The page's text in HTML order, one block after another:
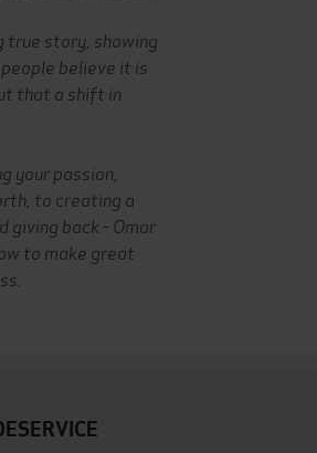
true story, showing
believe it is
that a shift in
your passion,
to creating a
giving back - Omar
to make great